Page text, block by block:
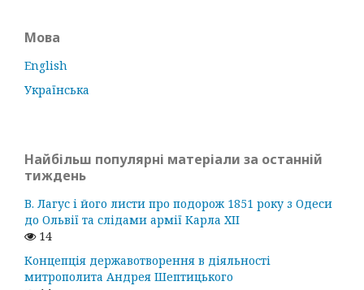
Мова
English
Українська
Найбільш популярні матеріали за останній
тиждень
В. Лагус і його листи про подорож 1851 року з Одеси
до Ольвії та слідами армії Карла ХІІ
14
Концепція державотворення в діяльності
митрополита Андрея Шептицького